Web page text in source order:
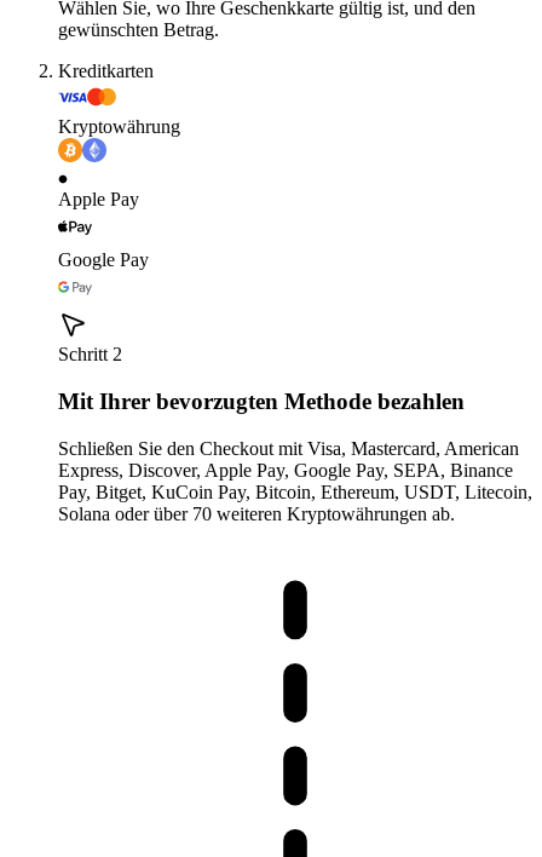
Wählen Sie, wo Ihre Geschenkkarte gültig ist, und den
gewünschten Betrag.
Kreditkarten
Kryptowährung
Apple Pay
Google Pay
Schritt 2
Mit Ihrer bevorzugten Methode bezahlen
Schließen Sie den Checkout mit Visa, Mastercard, American
Express, Discover, Apple Pay, Google Pay, SEPA, Binance
Pay, Bitget, KuCoin Pay, Bitcoin, Ethereum, USDT, Litecoin,
Solana oder über 70 weiteren Kryptowährungen ab.